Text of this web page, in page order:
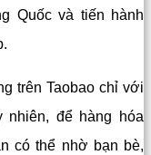
Quốc và tiến hành
trên Taobao chỉ với
để hàng hóa
có thể nhờ bạn bè,